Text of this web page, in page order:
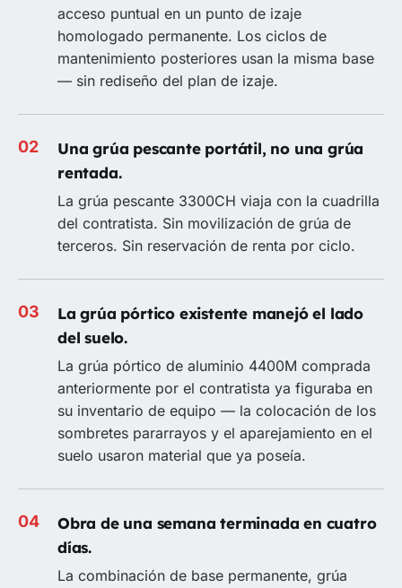
acceso puntual en un punto de izaje
homologado permanente. Los ciclos de
mantenimiento posteriores usan la misma base
— sin rediseño del plan de izaje.
Una grúa pescante portátil, no una grúa
rentada.
La grúa pescante 3300CH viaja con la cuadrilla
del contratista. Sin movilización de grúa de
terceros. Sin reservación de renta por ciclo.
La grúa pórtico existente manejó el lado
del suelo.
La grúa pórtico de aluminio 4400M comprada
anteriormente por el contratista ya figuraba en
su inventario de equipo — la colocación de los
sombretes pararrayos y el aparejamiento en el
suelo usaron material que ya poseía.
Obra de una semana terminada en cuatro
días.
La combinación de base permanente, grúa